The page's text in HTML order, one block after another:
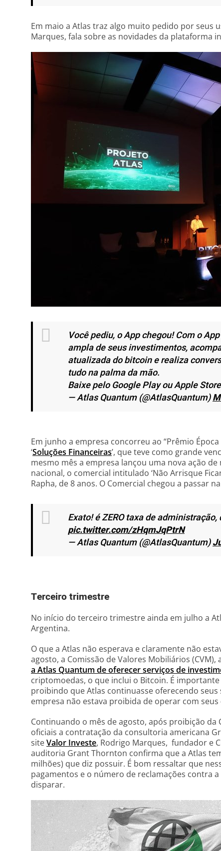
Em maio a Atlas traz algo muito pedido por seus
Marques, fala sobre as novidades da plataforma
Você pediu, o App chegou! Com o
ampla de seus investimentos,
atualizada do bitcoin e realiza
tudo na palma da mão.
Baixe pelo Google Play ou Apple
— Atlas Quantum (@AtlasQuantum)
Em junho a empresa concorreu ao “Prêmio
‘Soluções Financeiras’, que teve como grande
mesmo mês a empresa lançou uma nova ação
nacional, o comercial intitulado ‘Não Arrisque
Rapha, de 8 anos. O Comercial chegou a passar
Exato! é ZERO taxa de
pic.twitter.com/zHqmJqPtrN
— Atlas Quantum (@AtlasQuantum)
Terceiro trimestre
No início do terceiro trimestre ainda em julho a
Argentina.
O que a Atlas não esperava e claramente não
agosto, a Comissão de Valores Mobiliários (CVM),
a Atlas Quantum de oferecer serviços de
criptomoedas, o que inclui o Bitcoin. É
proibindo que Atlas continuasse oferecendo
empresa não estava proibida de operar com seus
Continuando o mês de agosto, após proibição da
oficiais a contratação da consultoria americana
siteValor Investe, Rodrigo Marques, fundador e
auditoria Grant Thornton confirma que a Atlas
milhões) que diz possuir. É bom ressaltar que
pagamentos e o número de reclamações contra
disparar.